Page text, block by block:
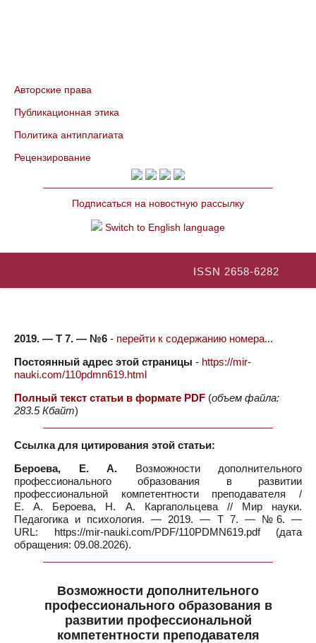
Авторские права
Публикационная этика
Политика антиплагиата
Рецензирование
Подписаться на новостную рассылку
Switch to English language
ISSN 2658-6282
2019. — Т 7. — №6 - перейти к содержанию номера...
Постоянный адрес этой страницы - https://mir-
nauki.com/110pdmn619.html
Полный текст статьи в формате PDF (объем файла:
283.5 Кбайт)
Ссылка для цитирования этой статьи:
Бероева, Е. А. Возможности дополнительного
профессионального образования в развитии
профессиональной компетентности преподавателя /
Е. А. Бероева, Н. А. Каргапольцева // Мир науки.
Педагогика и психология. — 2019. — Т 7. — №6. —
URL: https://mir-nauki.com/PDF/110PDMN619.pdf (дата
обращения: 09.08.2026).
Возможности дополнительного
профессионального образования в
развитии профессиональной
компетентности преподавателя